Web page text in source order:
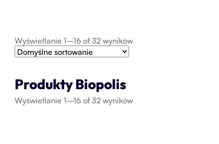
Wyświetlanie 1–16 of 32 wyników
Produkty Biopolis
Wyświetlanie 1–16 of 32 wyników